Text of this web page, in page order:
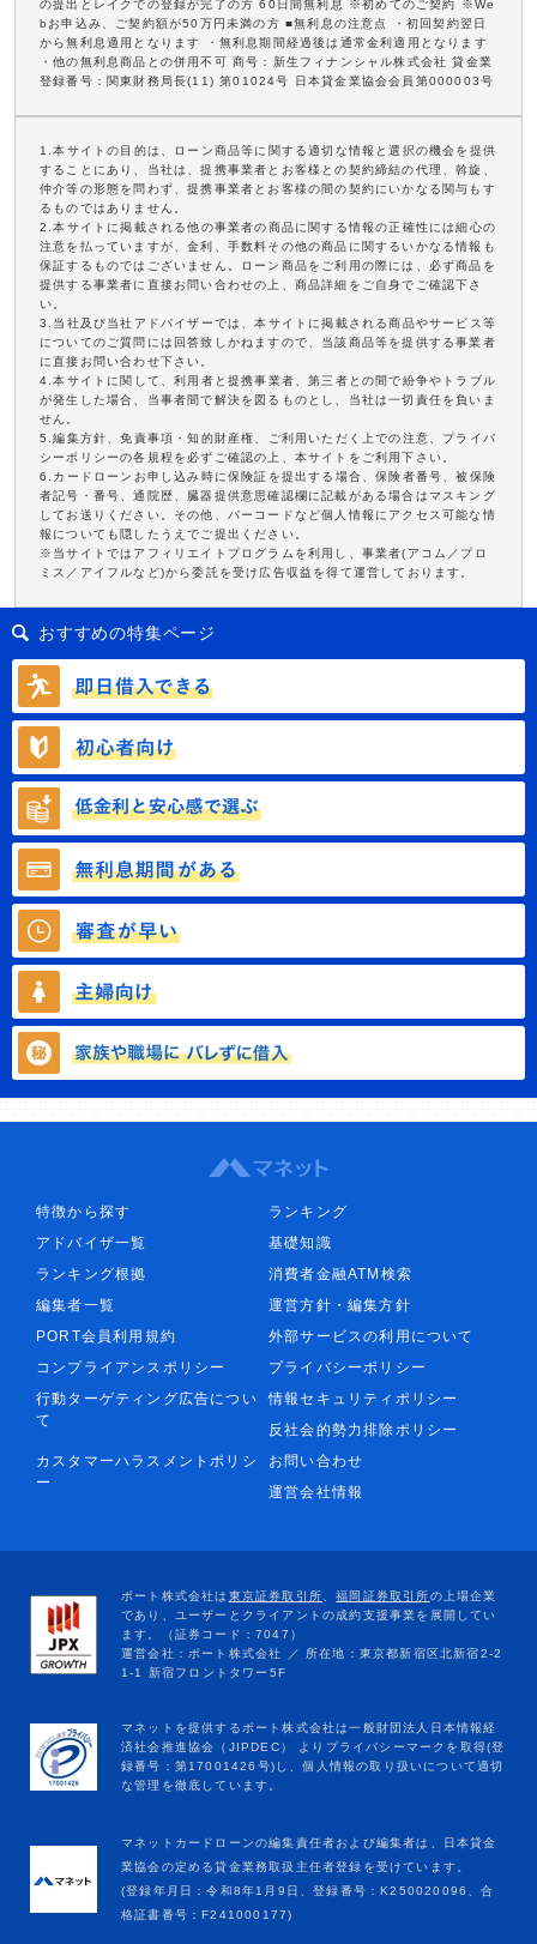
の提出とレイクでの登録が完了の方 60日間無利息 ※初めてのご契約 ※We
bお申込み、ご契約額が50万円未満の方 ■無利息の注意点 ・初回契約翌日
から無利息適用となります ・無利息期間経過後は通常金利適用となります
・他の無利息商品との併用不可 商号：新生フィナンシャル株式会社 貸金業
登録番号：関東財務局長(11) 第01024号 日本貸金業協会会員第000003号
1.本サイトの目的は、ローン商品等に関する適切な情報と選択の機会を提供
することにあり、当社は、提携事業者とお客様との契約締結の代理、斡旋、
仲介等の形態を問わず、提携事業者とお客様の間の契約にいかなる関与もす
るものではありません。
2.本サイトに掲載される他の事業者の商品に関する情報の正確性には細心の
注意を払っていますが、金利、手数料その他の商品に関するいかなる情報も
保証するものではございません。ローン商品をご利用の際には、必ず商品を
提供する事業者に直接お問い合わせの上、商品詳細をご自身でご確認下さ
い。
3.当社及び当社アドバイザーでは、本サイトに掲載される商品やサービス等
についてのご質問には回答致しかねますので、当該商品等を提供する事業者
に直接お問い合わせ下さい。
4.本サイトに関して、利用者と提携事業者、第三者との間で紛争やトラブル
が発生した場合、当事者間で解決を図るものとし、当社は一切責任を負いま
せん。
5.編集方針、免責事項・知的財産権、ご利用いただく上での注意、プライバ
シーポリシーの各規程を必ずご確認の上、本サイトをご利用下さい。
6.カードローンお申し込み時に保険証を提出する場合、保険者番号、被保険
者記号・番号、通院歴、臓器提供意思確認欄に記載がある場合はマスキング
してお送りください。その他、バーコードなど個人情報にアクセス可能な情
報についても隠したうえでご提出ください。
※当サイトではアフィリエイトプログラムを利用し、事業者(アコム／プロ
ミス／アイフルなど)から委託を受け広告収益を得て運営しております。
おすすめの特集ページ
特徴から探す
ランキング
アドバイザ一覧
基礎知識
ランキング根拠
消費者金融ATM検索
編集者一覧
運営方針・編集方針
PORT会員利用規約
外部サービスの利用について
コンプライアンスポリシー
プライバシーポリシー
行動ターゲティング広告につい
て
情報セキュリティポリシー
反社会的勢力排除ポリシー
カスタマーハラスメントポリシ
ー
お問い合わせ
運営会社情報
マネットカードローンの編集責任者および編集者は、日本貸金
業協会の定める貸金業務取扱主任者登録を受けています。
(登録年月日：令和8年1月9日、登録番号：K250020096、合
格証書番号：F241000177)